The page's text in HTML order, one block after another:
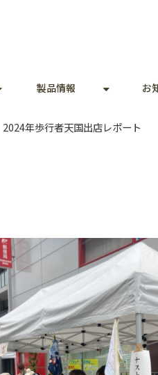
製品情報 お
2024年歩行者天国出店レポート